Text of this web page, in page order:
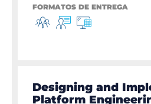
FORMATOS DE ENTREGA
Designing and
Platform